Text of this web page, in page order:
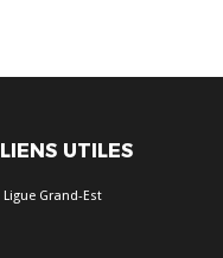
LIENS UTILES
Ligue Grand-Est